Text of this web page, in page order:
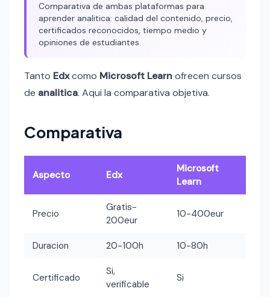
Comparativa de ambas plataformas para
aprender analitica: calidad del contenido, precio,
certificados reconocidos, tiempo medio y
opiniones de estudiantes.
Tanto Edxcomo Microsoft Learnofrecen cursos
de analitica. Aqui la comparativa objetiva.
Comparativa
Aspecto Edx
Microsoft
Learn
Precio
Gratis-
200eur
10-400eur
Duracion 20-100h 10-80h
Certificado
Si,
verificable
Si